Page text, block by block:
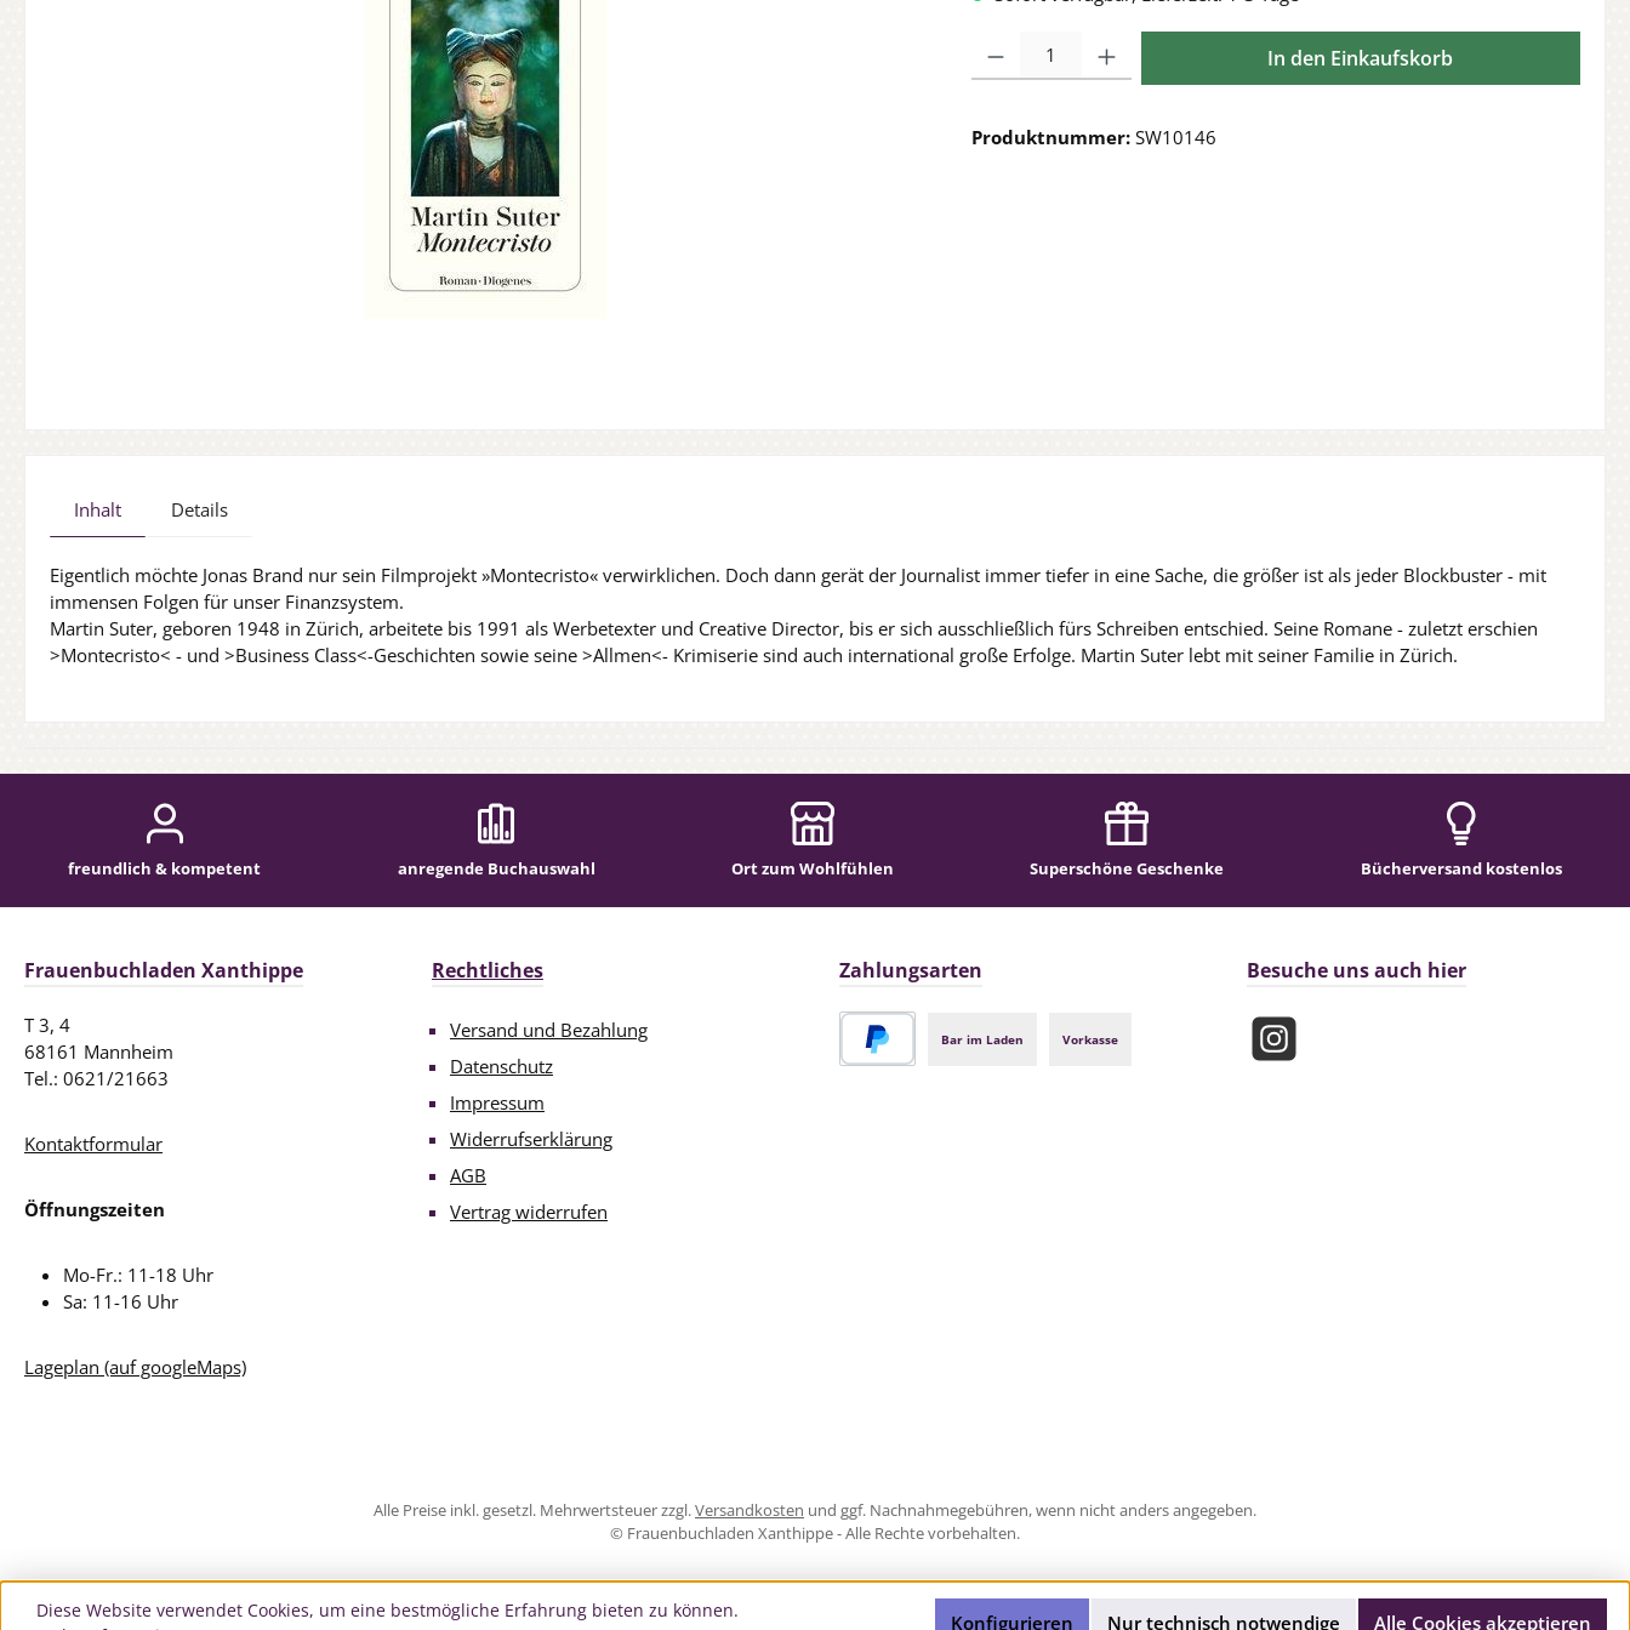
Produkt Anzahl: Gib den gewünschten Wert ein oder benutze die
In den Einkaufskorb
Produktnummer: SW10146
Inhalt Details
Eigentlich möchte Jonas Brand nur sein Filmprojekt »Montecristo« verwirklichen. Doch dann gerät der Journalist immer tiefer in eine Sache, die größer ist als jeder Blockbuster - mit
immensen Folgen für unser Finanzsystem.
Martin Suter, geboren 1948 in Zürich, arbeitete bis 1991 als Werbetexter und Creative Director, bis er sich ausschließlich fürs Schreiben entschied. Seine Romane - zuletzt erschien
>Montecristo< - und >Business Class<-Geschichten sowie seine >Allmen<- Krimiserie sind auch international große Erfolge. Martin Suter lebt mit seiner Familie in Zürich.
freundlich & kompetent anregende Buchauswahl Ort zum Wohlfühlen Superschöne Geschenke Bücherversand kostenlos
Rechtliches
Versand und Bezahlung
Datenschutz
Impressum
Widerrufserklärung
AGB
Vertrag widerrufen
Zahlungsarten
Vorkasse
Bar im Laden
Besuche uns auch hier
Instagram
Frauenbuchladen Xanthippe
T 3, 4
68161 Mannheim
Tel.: 0621/21663
Kontaktformular
Öffnungszeiten
Mo-Fr.: 11-18 Uhr
Sa: 11-16 Uhr
Lageplan (auf googleMaps)
Alle Preise inkl. gesetzl. Mehrwertsteuer zzgl.Versandkosten und ggf. Nachnahmegebühren, wenn nicht anders angegeben.
© Frauenbuchladen Xanthippe - Alle Rechte vorbehalten.
Diese Website verwendet Cookies, um eine bestmögliche Erfahrung bieten zu können.
Nur technisch notwendige
Konfigurieren Alle Cookies akzeptieren